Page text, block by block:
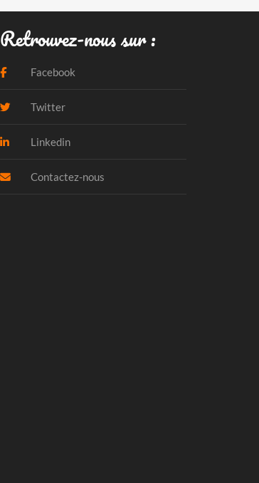
Retrouvez-nous sur :
Facebook
Twitter
Linkedin
Contactez-nous